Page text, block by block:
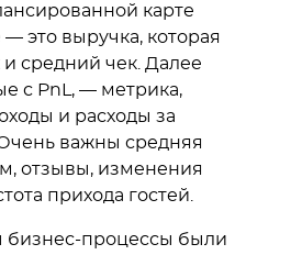
карте
— это выручка, которая
и средний чек. Далее
с PnL, — метрика,
и расходы за
важны средняя
отзывы, изменения
прихода гостей.
бизнес-процессы были